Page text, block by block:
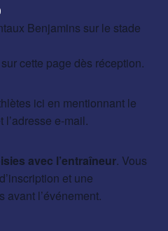
Benjamins sur le stade
cette page dès réception.
ici en mentionnant le
l’adresse e-mail.
avec l’entraîneur. Vous
et une
l’événement.